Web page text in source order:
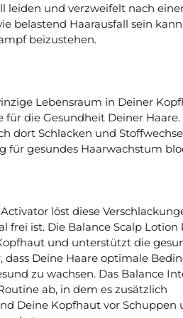
leiden und verzweifelt nach
belastend Haarausfall sein
beizustehen.
Lebensraum in Deiner
für die Gesundheit Deiner
dort Schlacken und
für gesundes Haarwachstum
löst diese
frei ist. Die Balance Scalp
und unterstützt die
dass Deine Haare optimale
zu wachsen. Das Balance
ab, in dem es zusätzlich
Deine Kopfhaut vor Schuppen